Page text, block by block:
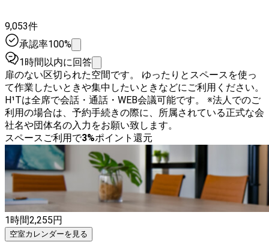
9,053件
承認率100%
1時間以内に回答
扉のない区切られた空間です。 ゆったりとスペースを使っ
て作業したいときや集中したいときなどにご利用ください。
H¹Tは全席で会話・通話・WEB会議可能です。 ※法人でのご
利用の場合は、予約手続きの際に、所属されている正式な会
社名や団体名の入力をお願い致します。
スペースご利用で3%ポイント還元
1時間2,255円
空室カレンダーを見る